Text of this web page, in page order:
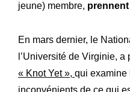
Notre
jeune) membre,
En mars dernier, le
l’Université de Virginie,
« Knot Yet », qui examine